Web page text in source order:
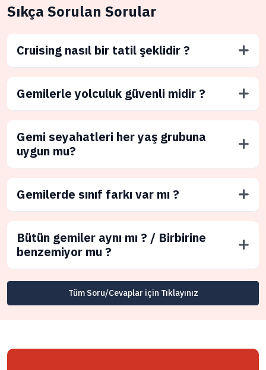
Sıkça Sorulan Sorular
Cruising nasıl bir tatil şeklidir ?
Gemilerle yolculuk güvenli midir ?
Gemi seyahatleri her yaş grubuna
uygun mu?
Gemilerde sınıf farkı var mı ?
Bütün gemiler aynı mı ? / Birbirine
benzemiyor mu ?
Tüm Soru/Cevaplar için Tıklayınız